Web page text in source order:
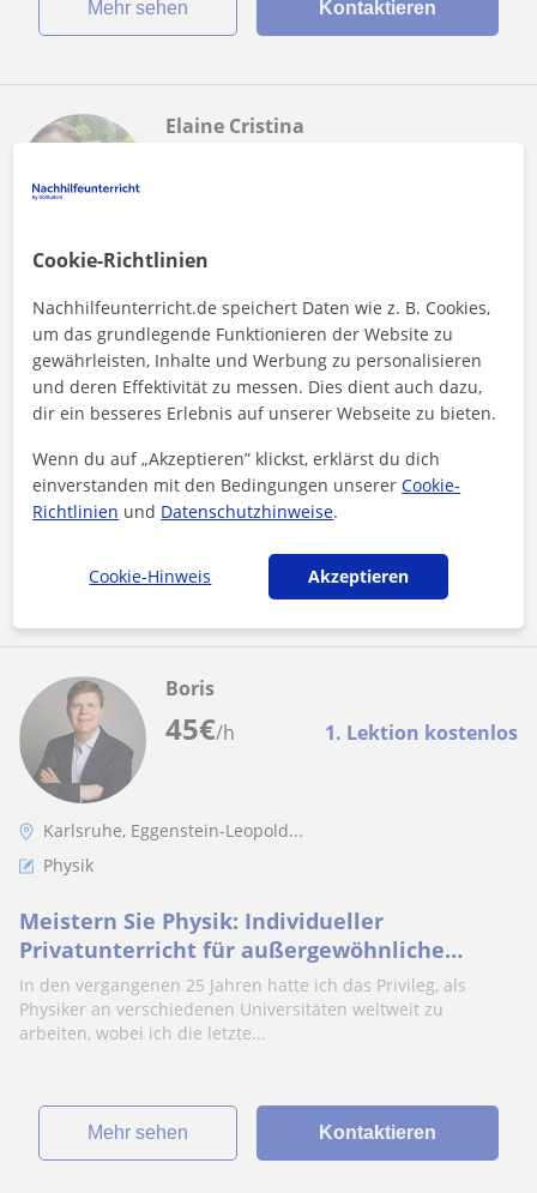
Mehr sehen Kontaktieren
Elaine Cristina
Bruchsal, Gondelsheim, Karlsd...
Englisch
Certified and Experienced Online English
Teacher
Experienced and Certified English Teacher Hello and nice to
meet you! My name is Elaine Yalcin, and I am a dedicated
English teacher with...
Mehr sehen Kontaktieren
45€/h 1. Lektion kostenlos
Boris
Karlsruhe, Eggenstein-Leopold...
Physik
Meistern Sie Physik: Individueller
Privatunterricht für außergewöhnliche
Ergebnisse!
In den vergangenen 25 Jahren hatte ich das Privileg, als
Physiker an verschiedenen Universitäten weltweit zu
arbeiten, wobei ich die letzte...
Mehr sehen Kontaktieren
Cookie-Richtlinien
Nachhilfeunterricht.de speichert Daten wie z. B. Cookies,
um das grundlegende Funktionieren der Website zu
gewährleisten, Inhalte und Werbung zu personalisieren
und deren Effektivität zu messen. Dies dient auch dazu,
dir ein besseres Erlebnis auf unserer Webseite zu bieten.
Wenn du auf „Akzeptieren” klickst, erklärst du dich
einverstanden mit den Bedingungen unsererCookie-
Richtlinien und Datenschutzhinweise.
Cookie-Hinweis Akzeptieren